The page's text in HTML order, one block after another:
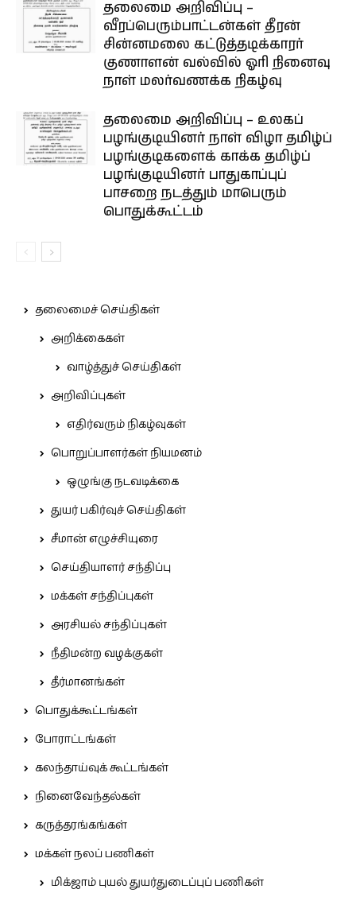
தலைமை அறிவிப்பு –
வீரப்பெரும்பாட்டன்கள் தீரன்
சின்னமலை கட்டுத்தடிக்காரர்
குணாளன் வல்வில் ஓரி நினைவு
நாள் மலர்வணக்க நிகழ்வு
தலைமை அறிவிப்பு – உலகப்
பழங்குடியினர் நாள் விழா தமிழ்ப்
பழங்குடிகளைக் காக்க தமிழ்ப்
பழங்குடியினர் பாதுகாப்புப்
பாசறை நடத்தும் மாபெரும்
பொதுக்கூட்டம்
தலைமைச் செய்திகள்
அறிக்கைகள்
வாழ்த்துச் செய்திகள்
அறிவிப்புகள்
எதிர்வரும் நிகழ்வுகள்
பொறுப்பாளர்கள் நியமனம்
ஒழுங்கு நடவடிக்கை
துயர் பகிர்வுச் செய்திகள்
சீமான் எழுச்சியுரை
செய்தியாளர் சந்திப்பு
மக்கள் சந்திப்புகள்
அரசியல் சந்திப்புகள்
நீதிமன்ற வழக்குகள்
தீர்மானங்கள்
பொதுக்கூட்டங்கள்
போராட்டங்கள்
கலந்தாய்வுக் கூட்டங்கள்
நினைவேந்தல்கள்
கருத்தரங்கங்கள்
மக்கள் நலப் பணிகள்
மிக்ஜாம் புயல் துயர்துடைப்புப் பணிகள்